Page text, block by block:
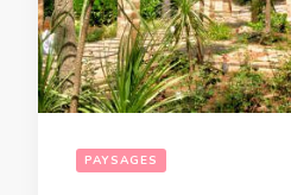
PAYSAGES